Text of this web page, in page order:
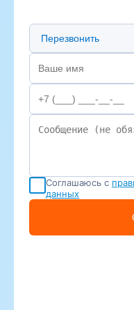
Предпочтительный
Соглашаюсь с
данных